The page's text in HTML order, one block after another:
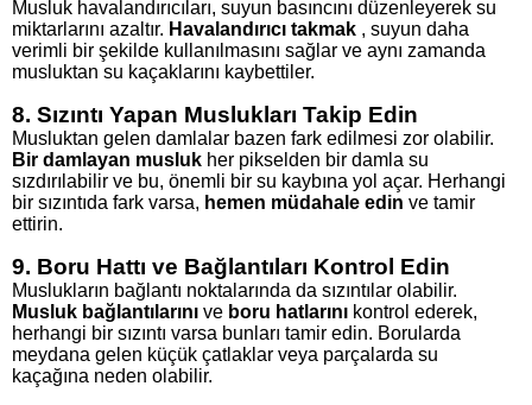
Musluk havalandırıcıları, suyun basıncını düzenleyerek su
miktarlarını azaltır. Havalandırıcı takmak , suyun daha
verimli bir şekilde kullanılmasını sağlar ve aynı zamanda
musluktan su kaçaklarını kaybettiler.
8. Sızıntı Yapan Muslukları Takip Edin
Musluktan gelen damlalar bazen fark edilmesi zor olabilir.
Bir damlayan musluk her pikselden bir damla su
sızdırılabilir ve bu, önemli bir su kaybına yol açar. Herhangi
bir sızıntıda fark varsa, hemen müdahale edin ve tamir
ettirin.
9. Boru Hattı ve Bağlantıları Kontrol Edin
Muslukların bağlantı noktalarında da sızıntılar olabilir.
Musluk bağlantılarını ve boru hatlarını kontrol ederek,
herhangi bir sızıntı varsa bunları tamir edin. Borularda
meydana gelen küçük çatlaklar veya parçalarda su
kaçağına neden olabilir.